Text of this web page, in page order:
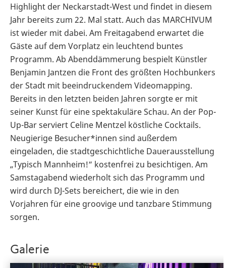
Highlight der Neckarstadt-West und findet in diesem
Jahr bereits zum 22. Mal statt. Auch das MARCHIVUM
ist wieder mit dabei. Am Freitagabend erwartet die
Gäste auf dem Vorplatz ein leuchtend buntes
Programm. Ab Abenddämmerung bespielt Künstler
Benjamin Jantzen die Front des größten Hochbunkers
der Stadt mit beeindruckendem Videomapping.
Bereits in den letzten beiden Jahren sorgte er mit
seiner Kunst für eine spektakuläre Schau. An der Pop-
Up-Bar serviert Celine Mentzel köstliche Cocktails.
Neugierige Besucher*innen sind außerdem
eingeladen, die stadtgeschichtliche Dauerausstellung
„Typisch Mannheim!“ kostenfrei zu besichtigen. Am
Samstagabend wiederholt sich das Programm und
wird durch DJ-Sets bereichert, die wie in den
Vorjahren für eine groovige und tanzbare Stimmung
sorgen.
Galerie